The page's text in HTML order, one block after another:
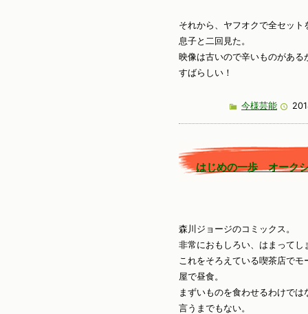
それから、ヤフオクで全セット
息子と二回見た。
映像は古いので辛いものがある
すばらしい！
今様芸能
はじめの一歩 オーク
森川ジョージのコミックス。
非常におもしろい、はまってし
これをそろえている喫茶店で
屋で昼食。
まずいものを食わせるわけで
言うまでもない。